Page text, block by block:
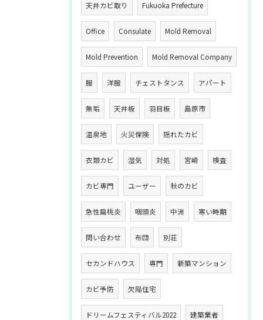
天井カビ取り Fukuoka Prefecture
Office Consulate Mold Removal
Mold Prevention Mold Removal Company
服 洋服 チェストタンス アパート
無垢 天井板 羽目板 島原市
温泉地 火災保険 隠れたカビ
衣類カビ 湿気 対処 宮崎 検査
カビ専門 ユーザー 秋のカビ
急性扁桃炎 咽頭炎 中洲 寒い時期
問い合わせ 布団 別荘
セカンドハウス 専門 新築マンション
カビ予防 欠陥住宅
ドリームフェスティバル2022 建築業者